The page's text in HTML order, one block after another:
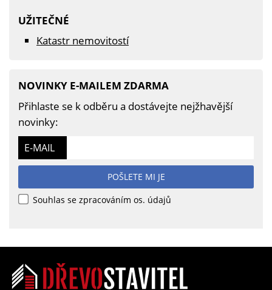
UŽITEČNÉ
Katastr nemovitostí
NOVINKY E-MAILEM ZDARMA
Přihlaste se k odběru a dostávejte nejžhavější
novinky:
E-MAIL
POŠLETE MI JE
Souhlas se zpracováním os. údajů